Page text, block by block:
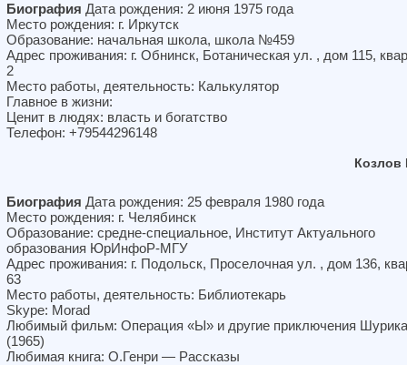
Биография Дата рождения: 2 июня 1975 года
Место рождения: г. Иркутск
Образование: начальная школа, школа №459
Адрес проживания: г. Обнинск, Ботаническая ул. , дом 115,
2
Место работы, деятельность: Калькулятор
Главное в жизни:
Ценит в людях: власть и богатство
Телефон: +79544296148
Козлов
Биография Дата рождения: 25 февраля 1980 года
Место рождения: г. Челябинск
Образование: средне-специальное, Институт Актуального
образования ЮрИнфоР-МГУ
Адрес проживания: г. Подольск, Проселочная ул. , дом 136,
63
Место работы, деятельность: Библиотекарь
Skype: Morad
Любимый фильм: Операция «Ы» и другие приключения Шурика
(1965)
Любимая книга: О.Генри — Рассказы